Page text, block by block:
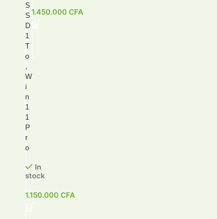
S
S
D
1
T
o
,
W
i
n
1
1
P
r
o
In
stock
1.150.000 CFA
1.450.000 CFA